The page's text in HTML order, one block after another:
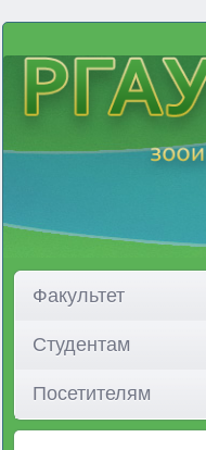
Факультет
Студентам
Посетителям